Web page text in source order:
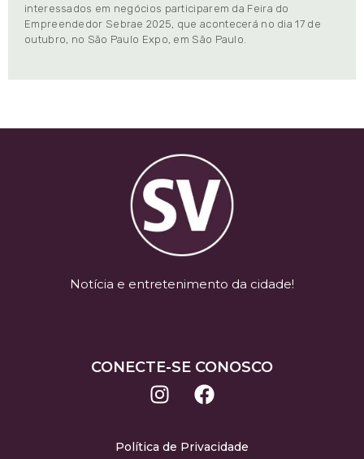
interessados em negócios participarem da Feira do
Empreendedor Sebrae 2025, que acontecerá no dia 17 de
outubro, no São Paulo Expo, em São Paulo.
Notícia e entretenimento da cidade!
CONECTE-SE CONOSCO
Política de Privacidade